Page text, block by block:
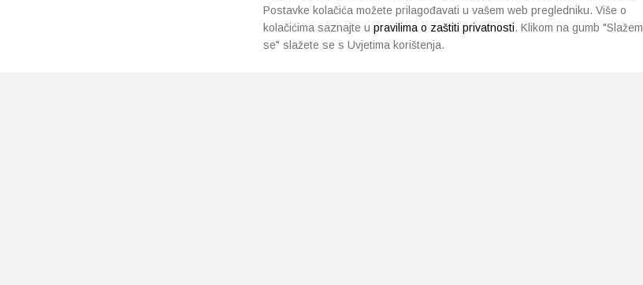
Postavke kolačića možete prilagođavati u vašem web pregledniku. Više o
kolačićima saznajte u pravilima o zaštiti privatnosti. Klikom na gumb "Slažem
se" slažete se s Uvjetima korištenja.